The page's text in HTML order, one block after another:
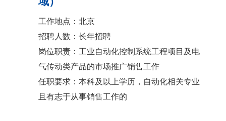
工作地点：北京
招聘人数：长年招聘
岗位职责：工业自动化控制系统工程项目及电
气传动类产品的市场推广销售工作
任职要求：本科及以上学历，自动化相关专业
且有志于从事销售工作的